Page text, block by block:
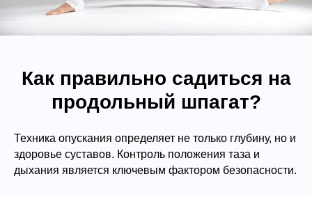
Как правильно садиться на
продольный шпагат?
Техника опускания определяет не только глубину, но и
здоровье суставов. Контроль положения таза и
дыхания является ключевым фактором безопасности.